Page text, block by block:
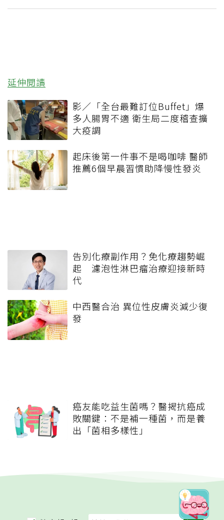
延伸閱讀
影／「全台最難訂位Buffet」爆
多人腸胃不適 衛生局二度稽查擴
大疫調
起床後第一件事不是喝咖啡 醫師
推薦6個早晨習慣助降慢性發炎
告別化療副作用？免化療趨勢崛
起 濾泡性淋巴瘤治療迎接新時
代
中西醫合治 異位性皮膚炎減少復
發
癌友能吃益生菌嗎？醫揭抗癌成
敗關鍵：不是補一種菌，而是養
出「菌相多樣性」